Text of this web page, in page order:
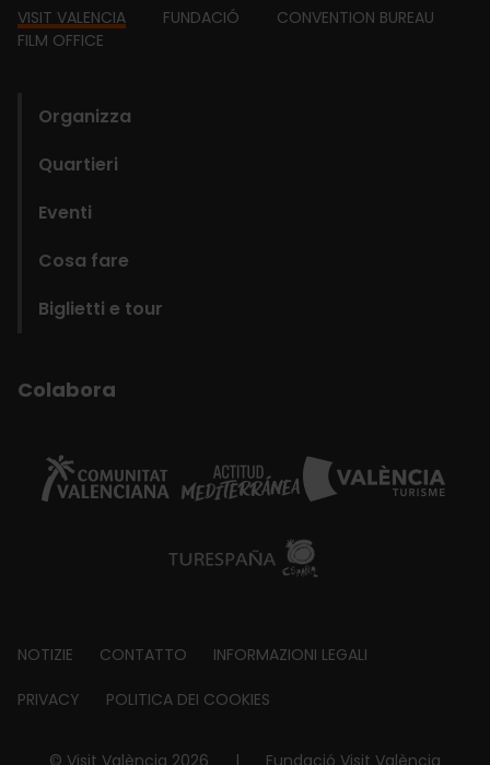
Footer
VISIT VALENCIA FUNDACIÓ
CONVENTION BUREAU
FILM OFFICE
Organizza
Quartieri
Eventi
Cosa fare
Biglietti e tour
Colabora
Footer
about
NOTIZIE CONTATTO INFORMAZIONI LEGALI
PRIVACY POLITICA DEI COOKIES
© Visit València 2026 | Fundació Visit València